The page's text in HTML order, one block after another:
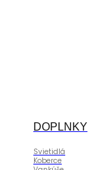
DOPLNKY
Svietidlá
Koberce